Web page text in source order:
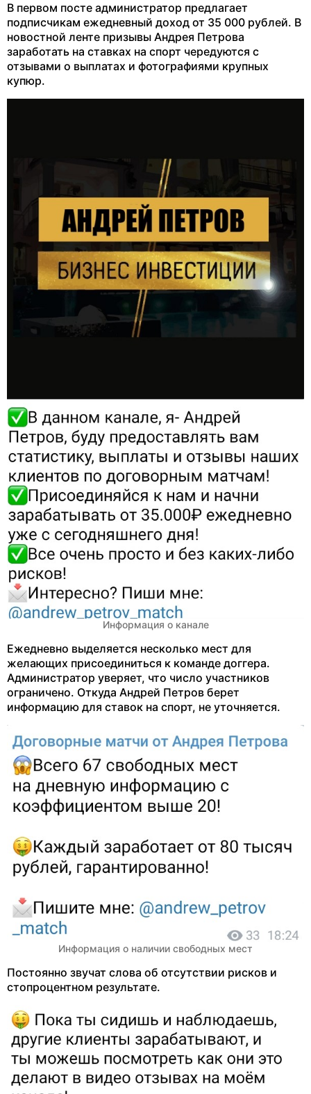
В первом посте администратор предлагает
подписчикам ежедневный доход от 35 000 рублей. В
новостной ленте призывы Андрея Петрова
заработать на ставках на спорт чередуются с
отзывами о выплатах и фотографиями крупных
купюр.
Информация о канале
Ежедневно выделяется несколько мест для
желающих присоединиться к команде доггера.
Администратор уверяет, что число участников
ограничено. Откуда Андрей Петров берет
информацию для ставок на спорт, не уточняется.
Информация о наличии свободных мест
Постоянно звучат слова об отсутствии рисков и
стопроцентном результате.